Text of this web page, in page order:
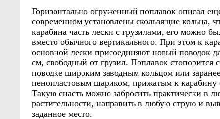
Горизонтально огруженный поплавок описал
современном установлены скользящие кольца,
карабина часть лески с грузилами, его можно
вместо обычного вертикального. При этом к
основной лески присоединяют новый поводок
см, свободный от грузил. Поплавок
поводке широким заводным кольцом или
пенопластовым шариком, прижатым к карабину
Такую снасть можно забросить практически в
растительности, направить в любую струю и
заданное место.